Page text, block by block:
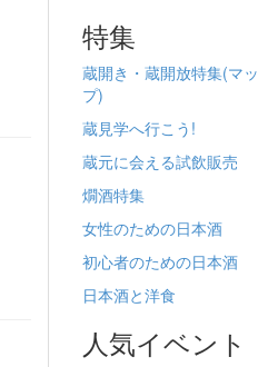
特集
蔵開き・蔵開放特集(マッ
プ)
蔵見学へ行こう!
蔵元に会える試飲販売
燗酒特集
女性のための日本酒
初心者のための日本酒
日本酒と洋食
人気イベント